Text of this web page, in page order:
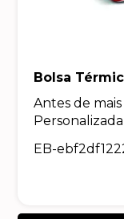
Bolsa
Antes de
EB-